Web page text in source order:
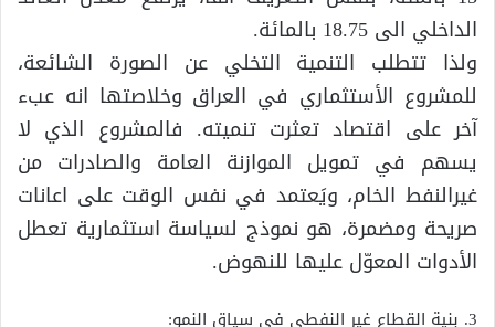
الداخلي الى 18.75 بالمائة.
ولذا تتطلب التنمية التخلي عن الصورة الشائعة،
للمشروع الأستثماري في العراق وخلاصتها انه عبء
آخر على اقتصاد تعثرت تنميته. فالمشروع الذي لا
يسهم في تمويل الموازنة العامة والصادرات من
غيرالنفط الخام، ويَعتمد في نفس الوقت على اعانات
صريحة ومضمرة، هو نموذج لسياسة استثمارية تعطل
الأدوات المعوّل عليها للنهوض.
3. بنية القطاع غير النفطي في سياق النمو: